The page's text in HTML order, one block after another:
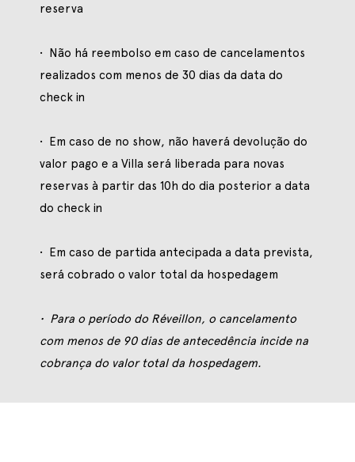
reserva
• Não há reembolso em caso de cancelamentos
realizados com menos de 30 dias da data do
check in
• Em caso de no show, não haverá devolução do
valor pago e a Villa será liberada para novas
reservas à partir das 10h do dia posterior a data
do check in
• Em caso de partida antecipada a data prevista,
será cobrado o valor total da hospedagem
• Para o período do Réveillon, o cancelamento
com menos de 90 dias de antecedência incide na
cobrança do valor total da hospedagem.